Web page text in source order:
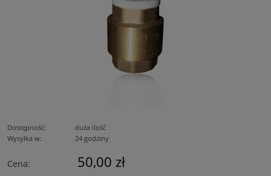
Dostępność:
duża ilość
Wysyłka w:
24 godziny
Cena: 50,00 zł